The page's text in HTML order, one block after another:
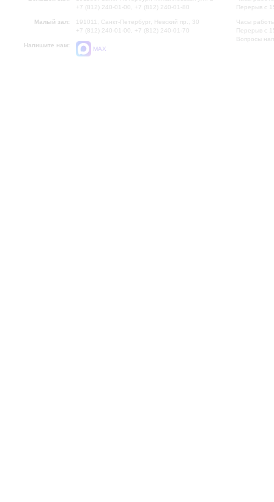
+7 (812) 240-01-00, +7 (812) 240-01-80
Малый зал:
191011, Санкт-Петербург, Невский пр., 30
+7 (812) 240-01-00, +7 (812) 240-01-70
Напишите нам:
MAX
Перерыв с
Часы
Перерыв с
Вопросы